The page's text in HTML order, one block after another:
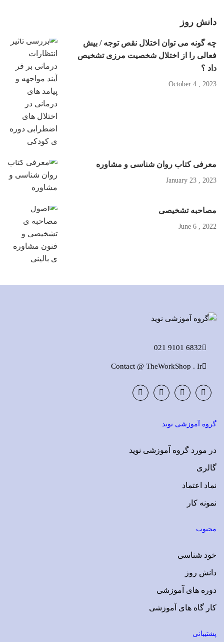
دانش روز
چه گونه می توان اختلال نقص توجه / بیش
فعالی را از اختلال شخصیت مرزی تشخیص
داد ؟
2023 , October 4
معرفی کتاب روان شناسی و مشاوره
2023 , January 23
مصاحبه تشخیصی
2022 , June 6
6832 9101 021
Contact @ TheWorkShop . Ir
Plus
گروه آموزشی نوید
در مورد گروه آموزشی نوید
گالری
نماد اعتماد
نمونه کار
محبوب
خود شناسی
دانش روز
دوره های آموزشی
کار گاه های آموزشی
پشتیبانی